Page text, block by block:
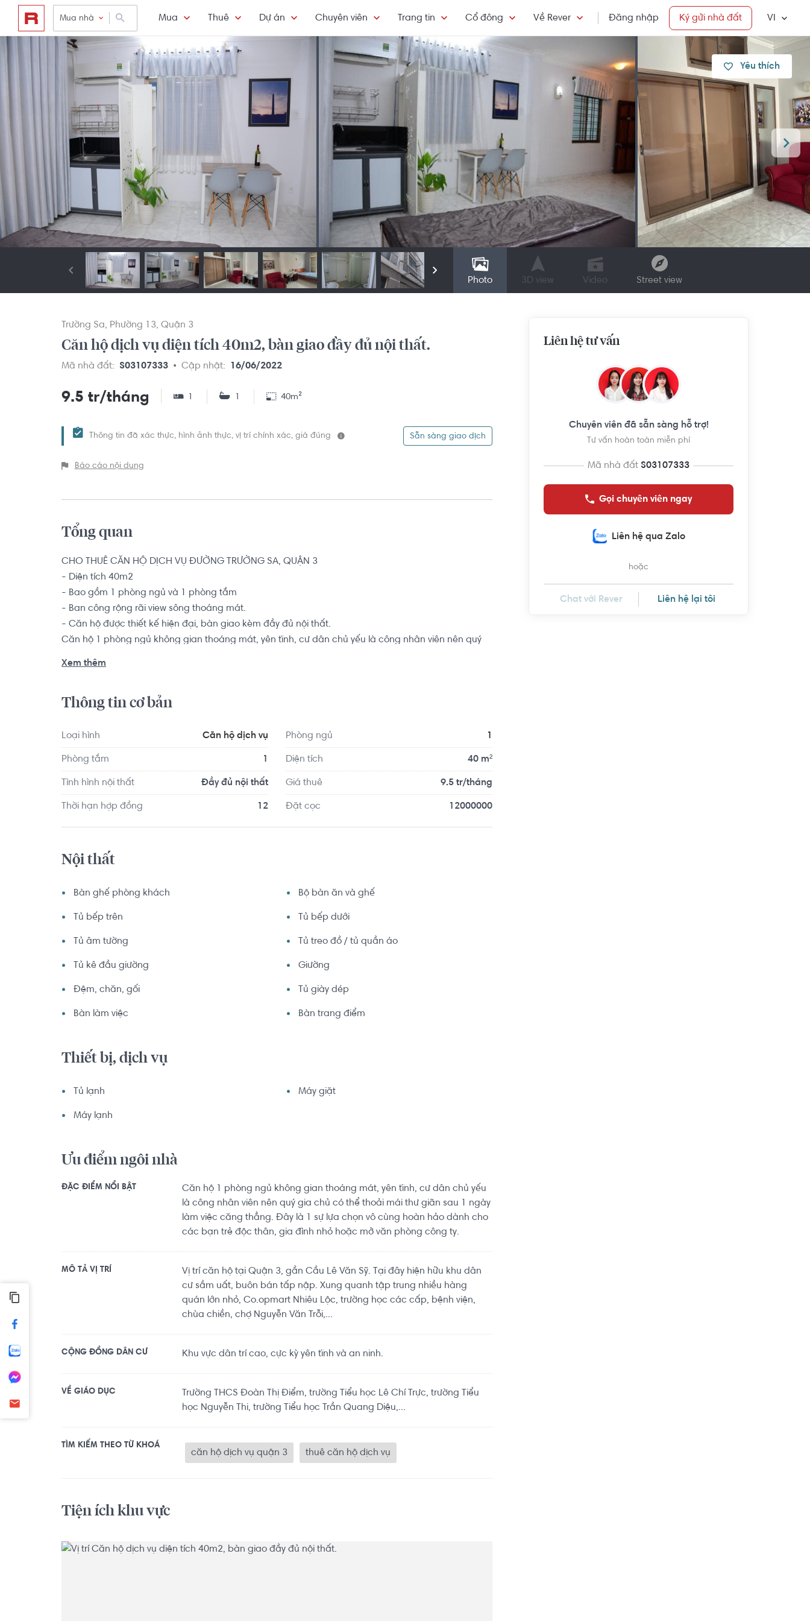
Mua nhà Mua Thuê Dự án Chuyên viên Trang tin Cổ đông Về Rever Đăng nhập Ký gửi nhà đất VI
Yêu thích
Photo 3D view Video Street view
Trường Sa Phường 13 Quận 3
Căn hộ dịch vụ diện tích 40m2, bàn giao đầy đủ nội thất.
Mã nhà đất: S03107333 Cập nhật: 16/06/2022
9.5 tr/tháng 1 1 40m²
Thông tin đã xác thực, hình ảnh thực, vị trí chính xác, giá đúng Sẵn sàng giao dịch
Báo cáo nội dung
Tổng quan
CHO THUÊ CĂN HỘ DỊCH VỤ ĐƯỜNG TRƯỜNG SA, QUẬN 3
- Diện tích 40m2
- Bao gồm 1 phòng ngủ và 1 phòng tắm
- Ban công rộng rãi view sông thoáng mát.
- Căn hộ được thiết kế hiện đại, bàn giao kèm đầy đủ nội thất.
Căn hộ 1 phòng ngủ không gian thoáng mát, yên tĩnh, cư dân chủ yếu là công nhân viên nên quý
Vị trí căn hộ tại Quận 3, gần Cầu Lê Văn Sỹ. Tại đây hiện hữu khu dân cư sầm uất, buôn bán tấp
bệnh viện, chùa chiền, chợ Nguyễn Văn Trỗi,...
Xem thêm
Thông tin cơ bản
Loại hình Căn hộ dịch vụ Phòng ngủ 1
Phòng tắm 1 Diện tích 40 m²
Tình hình nội thất Đầy đủ nội thất Giá thuê 9.5 tr/tháng
Thời hạn hợp đồng 12 Đặt cọc 12000000
Nội thất
Bàn ghế phòng khách Bộ bàn ăn và ghế
Tủ bếp trên Tủ bếp dưới
Tủ âm tường Tủ treo đồ / tủ quần áo
Tủ kê đầu giường Giường
Đệm, chăn, gối Tủ giày dép
Bàn làm việc Bàn trang điểm
Thiết bị, dịch vụ
Tủ lạnh Máy giặt
Máy lạnh
Ưu điểm ngôi nhà
ĐẶC ĐIỂM NỔI BẬT
Căn hộ 1 phòng ngủ không gian thoáng mát, yên tĩnh, cư dân chủ yếu
là công nhân viên nên quý gia chủ có thể thoải mái thư giãn sau 1 ngày
làm việc căng thẳng. Đây là 1 sự lựa chọn vô cùng hoàn hảo dành cho
các bạn trẻ độc thân, gia đình nhỏ hoặc mở văn phòng công ty.
MÔ TẢ VỊ TRÍ
Vị trí căn hộ tại Quận 3, gần Cầu Lê Văn Sỹ. Tại đây hiện hữu khu dân
cư sầm uất, buôn bán tấp nập. Xung quanh tập trung nhiều hàng
quán lớn nhỏ, Co.opmart Nhiêu Lộc, trường học các cấp, bệnh viện,
chùa chiền, chợ Nguyễn Văn Trỗi,...
CỘNG ĐỒNG DÂN CƯ Khu vực dân trí cao, cực kỳ yên tĩnh và an ninh.
VỀ GIÁO DỤC
Trường THCS Đoàn Thị Điểm, trường Tiểu học Lê Chí Trực, trường Tiểu
học Nguyễn Thi, trường Tiểu học Trần Quang Diệu,...
TÌM KIẾM THEO TỪ KHOÁ
căn hộ dịch vụ quận 3 thuê căn hộ dịch vụ
Tiện ích khu vực
Liên hệ tư vấn
Chuyên viên đã sẵn sàng hỗ trợ!
Tư vấn hoàn toàn miễn phí
Mã nhà đất S03107333
Gọi chuyên viên ngay
Liên hệ qua Zalo
hoặc
Chat với Rever Liên hệ lại tôi